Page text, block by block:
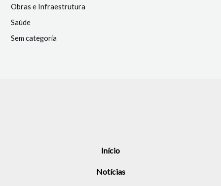
Obras e Infraestrutura
Saúde
Sem categoria
Início
Notícias